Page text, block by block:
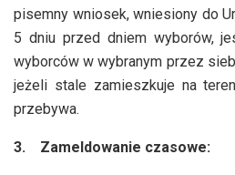
pisemny wniosek, wniesiony do
5 dniu przed dniem wyborów,
wyborców w wybranym przez
jeżeli stale zamieszkuje na
przebywa.
3. Zameldowanie czasowe: